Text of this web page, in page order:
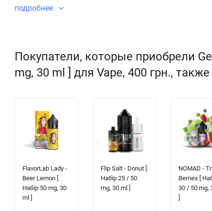
подробнее
Покупатели, которые приобрели
mg, 30 ml ] для Vape, 400 грн.,
FlavorLab Lady -
Beer Lemon [
Набір 50 mg, 30
ml ]
Flip Salt - Donut [
Набір 25 / 50
mg, 30 ml ]
NOMAD -
Berries [
30 / 50 mg,
]